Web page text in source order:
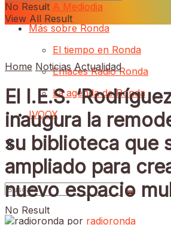
A Mediodia
Más sobre Ronda
El tiempo en Ronda
Enlaces Radio Ronda
La agenda de Ronda
IVOOX
No Result
No Result
View All Result
Home Noticias Actualidad
El I.E.S.
inaugura la
su biblioteca que
ampliado para
nuevo espacio
por radioronda